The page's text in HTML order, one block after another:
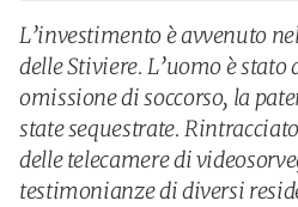
L’investimento è avvenuto
delle Stiviere. L’uomo è stato
omissione di soccorso, la
state sequestrate.
delle telecamere di
testimonianze di diversi